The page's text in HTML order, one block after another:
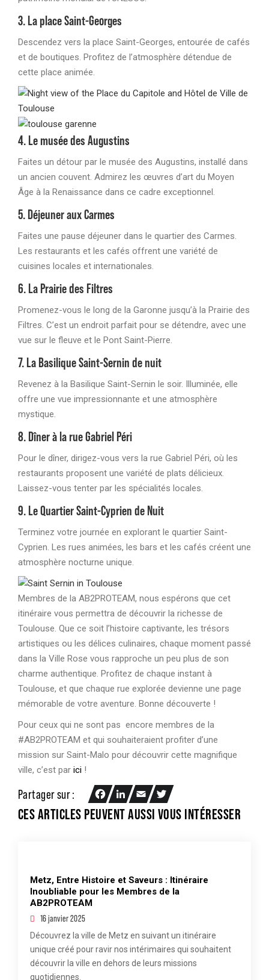
3. La place Saint-Georges
Descendez vers la place Saint-Georges, entourée de cafés
et de boutiques. Profitez de l’atmosphère détendue de
cette place animée.
4. Le musée des Augustins
Faites un détour par le musée des Augustins, installé dans
un ancien couvent. Admirez les œuvres d’art du Moyen
Âge à la Renaissance dans ce cadre exceptionnel.
5. Déjeuner aux Carmes
Faites une pause déjeuner dans le quartier des Carmes.
Les restaurants et les cafés offrent une variété de
cuisines locales et internationales.
6. La Prairie des Filtres
Promenez-vous le long de la Garonne jusqu’à la Prairie des
Filtres. C’est un endroit parfait pour se détendre, avec une
vue sur le fleuve et le Pont Saint-Pierre.
7. La Basilique Saint-Sernin de nuit
Revenez à la Basilique Saint-Sernin le soir. Illuminée, elle
offre une vue impressionnante et une atmosphère
mystique.
8. Dîner à la rue Gabriel Péri
Pour le dîner, dirigez-vous vers la rue Gabriel Péri, où les
restaurants proposent une variété de plats délicieux.
Laissez-vous tenter par les spécialités locales.
9. Le Quartier Saint-Cyprien de Nuit
Terminez votre journée en explorant le quartier Saint-
Cyprien. Les rues animées, les bars et les cafés créent une
atmosphère nocturne unique.
Membres de la AB2PROTEAM, nous espérons que cet
itinéraire vous permettra de découvrir la richesse de
Toulouse. Que ce soit l’histoire captivante, les trésors
artistiques ou les délices culinaires, chaque moment passé
dans la Ville Rose vous rapproche un peu plus de son
charme authentique. Profitez de chaque instant à
Toulouse, et que chaque rue explorée devienne une page
mémorable de votre aventure. Bonne découverte !
Pour ceux qui ne sont pas encore membres de la
#AB2PROTEAM et qui souhaiteraient profiter d’une
mission sur Saint-Malo pour découvrir cette magnifique
ville, c’est par ici !
Partager sur : FacebookLinkedInEmailTwitter
CES ARTICLES PEUVENT AUSSI VOUS INTÉRESSER
Metz, Entre Histoire et Saveurs : Itinéraire
Inoubliable pour les Membres de la
AB2PROTEAM
16 janvier 2025
Découvrez la ville de Metz en suivant un itinéraire
unique créé pour ravir nos intérimaires qui souhaitent
découvrir la ville en dehors de leurs missions
quotidiennes.